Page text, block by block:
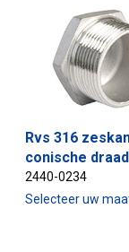
Rvs 316
conische
2440-0234
Selecteer uw